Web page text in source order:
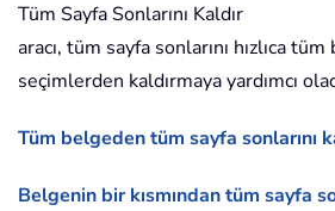
Tüm Sayfa Sonlarını Kaldır
aracı, tüm sayfa sonlarını hızlıca
seçimlerden kaldırmaya yardımcı
Tüm belgeden tüm sayfa sonlarını
Belgenin bir kısmından tüm sayfa